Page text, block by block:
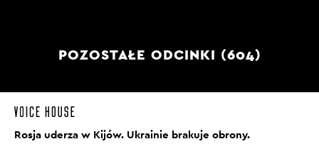
POZOSTAŁE ODCINKI (604)
Rosja uderza w Kijów. Ukrainie brakuje obrony.